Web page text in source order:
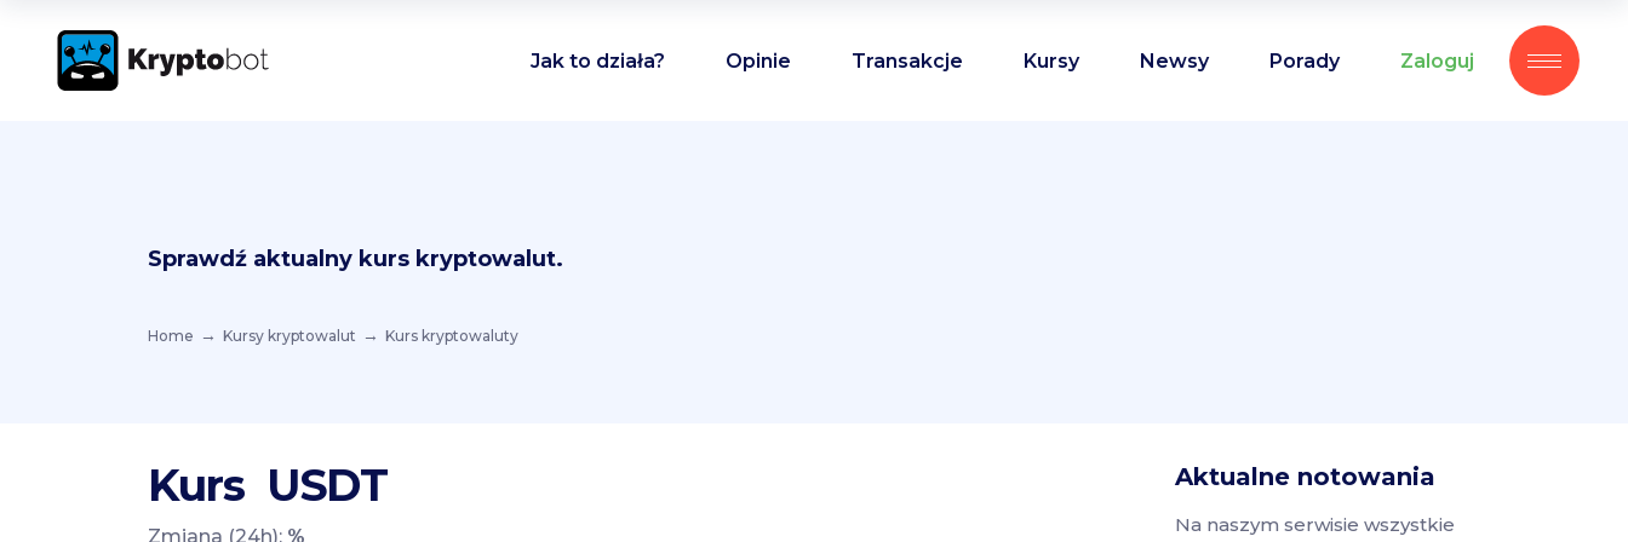
Jak to działa? Opinie Transakcje Kursy Newsy Porady Zaloguj
Sprawdź aktualny kurs kryptowalut.
Home Kursy kryptowalut Kurs kryptowaluty
Kurs USDT
Zmiana (24h): %
Aktualne notowania
Na naszym serwisie wszystkie